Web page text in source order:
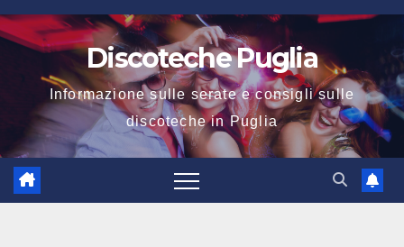
Salta
al
Discoteche Puglia
Informazione sulle serate e consigli sulle
discoteche in Puglia